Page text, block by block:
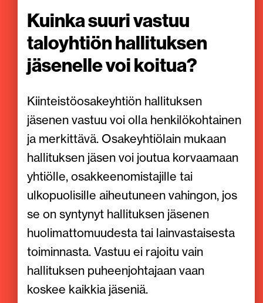
Kuinka suuri vastuu
taloyhtiön hallituksen
jäsenelle voi koitua?
Kiinteistöosakeyhtiön hallituksen
jäsenen vastuu voi olla henkilökohtainen
ja merkittävä. Osakeyhtiölain mukaan
hallituksen jäsen voi joutua korvaamaan
yhtiölle, osakkeenomistajille tai
ulkopuolisille aiheutuneen vahingon, jos
se on syntynyt hallituksen jäsenen
huolimattomuudesta tai lainvastaisesta
toiminnasta. Vastuu ei rajoitu vain
hallituksen puheenjohtajaan vaan
koskee kaikkia jäseniä.